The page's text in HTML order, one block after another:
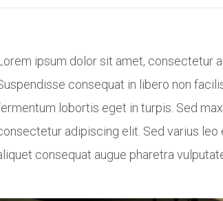
ipsum dolor sit amet, consectetur
consequat in libero non
lobortis eget in turpis. Sed
adipiscing elit. Sed varius
consequat augue pharetra